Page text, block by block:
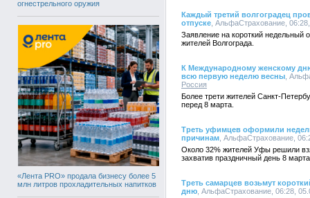
огнестрельного оружия
«Лента PRO» продала бизнесу более 5
млн литров прохладительных напитков
Каждый третий волгоградец
отпуске , АльфаСтрахование,
Заявление на короткий недельный
жителей Волгограда.
К Международному женскому
всю первую неделю весны ,
Россия
Более трети жителей Санкт-
перед 8 марта.
Треть уфимцев оформили
причинам , АльфаСтрахование,
Около 32% жителей Уфы решили
захватив праздничный день 8
Треть самарцев возьмут
дню , АльфаСтрахование, 06:28,